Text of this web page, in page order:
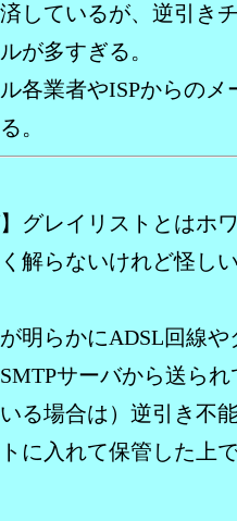
しているが、逆引き
が多すぎる。
各業者やISPからのメ
。
グレイリストとはホ
解らないけれど怪し
明らかにADSL回線や
サーバから送ら
る場合は）逆引き不
に入れて保管した上